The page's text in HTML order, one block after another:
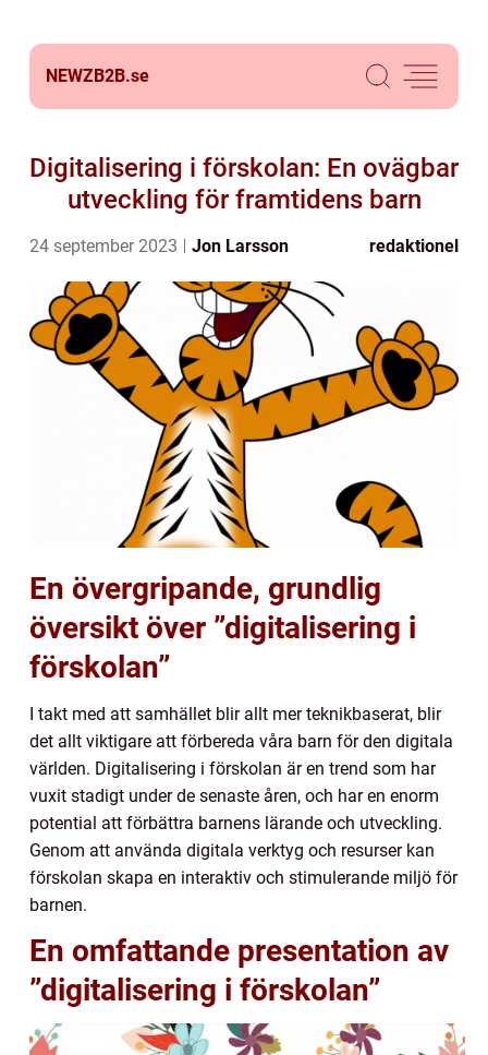
NEWZB2B.se
Digitalisering i förskolan: En ovägbar
utveckling för framtidens barn
24 september 2023 Jon Larsson redaktionel
En övergripande, grundlig
översikt över ”digitalisering i
förskolan”
I takt med att samhället blir allt mer teknikbaserat, blir
det allt viktigare att förbereda våra barn för den digitala
världen. Digitalisering i förskolan är en trend som har
vuxit stadigt under de senaste åren, och har en enorm
potential att förbättra barnens lärande och utveckling.
Genom att använda digitala verktyg och resurser kan
förskolan skapa en interaktiv och stimulerande miljö för
barnen.
En omfattande presentation av
”digitalisering i förskolan”